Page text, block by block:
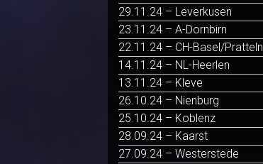
29.11.24 – Leverkusen
23.11.24 – A-Dornbirn
22.11.24 – CH-Basel/Pratteln
14.11.24 – NL-Heerlen
13.11.24 – Kleve
26.10.24 – Nienburg
25.10.24 – Koblenz
28.09.24 – Kaarst
27.09.24 – Westerstede